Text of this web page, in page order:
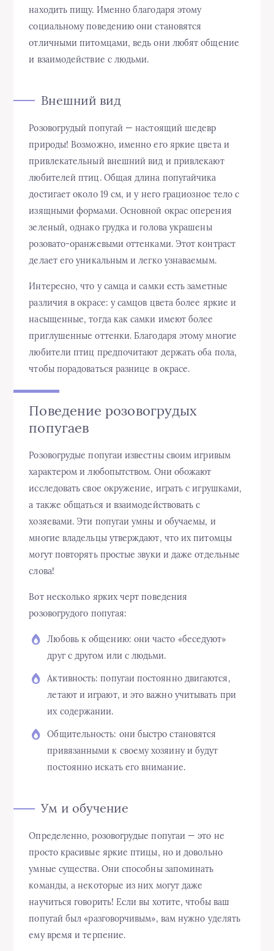
находить пищу. Именно благодаря этому
социальному поведению они становятся
отличными питомцами, ведь они любят общение
и взаимодействие с людьми.
Внешний вид
Розовогрудый попугай — настоящий шедевр
природы! Возможно, именно его яркие цвета и
привлекательный внешний вид и привлекают
любителей птиц. Общая длина попугайчика
достигает около 19 см, и у него грациозное тело с
изящными формами. Основной окрас оперения
зеленый, однако грудка и голова украшены
розовато-оранжевыми оттенками. Этот контраст
делает его уникальным и легко узнаваемым.
Интересно, что у самца и самки есть заметные
различия в окрасе: у самцов цвета более яркие и
насыщенные, тогда как самки имеют более
приглушенные оттенки. Благодаря этому многие
любители птиц предпочитают держать оба пола,
чтобы порадоваться разнице в окрасе.
Поведение розовогрудых
попугаев
Розовогрудые попугаи известны своим игривым
характером и любопытством. Они обожают
исследовать свое окружение, играть с игрушками,
а также общаться и взаимодействовать с
хозяевами. Эти попугаи умны и обучаемы, и
многие владельцы утверждают, что их питомцы
могут повторять простые звуки и даже отдельные
слова!
Вот несколько ярких черт поведения
розовогрудого попугая:
Любовь к общению: они часто «беседуют»
друг с другом или с людьми.
Активность: попугаи постоянно двигаются,
летают и играют, и это важно учитывать при
их содержании.
Общительность: они быстро становятся
привязанными к своему хозяину и будут
постоянно искать его внимание.
Ум и обучение
Определенно, розовогрудые попугаи — это не
просто красивые яркие птицы, но и довольно
умные существа. Они способны запоминать
команды, а некоторые из них могут даже
научиться говорить! Если вы хотите, чтобы ваш
попугай был «разговорчивым», вам нужно уделять
ему время и терпение.